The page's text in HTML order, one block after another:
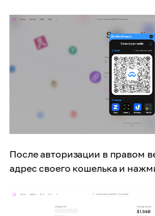
После авторизации в правом
адрес своего кошелька и